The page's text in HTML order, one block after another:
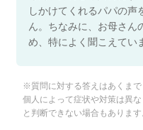
しかけてくれるパパの
ん。ちなみに、お母さん
め、特によく聞こえてい
※質問に対する答えはあくまで
個人によって症状や対策は異
と判断できない場合もあります